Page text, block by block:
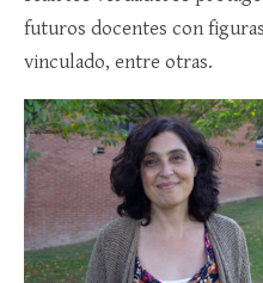
futuros docentes con
vinculado, entre otras.